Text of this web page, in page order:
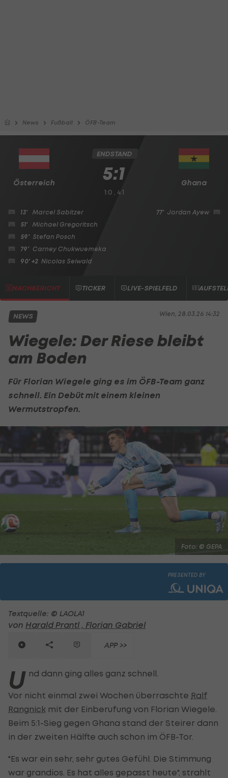
News Fußball ÖFB-Team
Österreich Ghana
ENDSTAND
5:1
1:0 , 4:1
13'
Marcel Sabitzer
51'
Michael Gregoritsch
59' Stefan Posch
79' Carney Chukwuemeka
90' +2 Nicolas Seiwald
77' Jordan Ayew
NACHBERICHT TICKER LIVE-SPIELFELD
Wien, 28.03.26 14:32
NEWS
Wiegele: Der Riese bleibt
am Boden
Für Florian Wiegele ging es im ÖFB-Team ganz
schnell. Ein Debüt mit einem kleinen
Wermutstropfen.
Foto: © GEPA
PRESENTED BY
Textquelle: © LAOLA1
von Harald Prantl , Florian Gabriel
APP >>
U nd dann ging alles ganz schnell.
Vor nicht einmal zwei Wochen überraschte Ralf
Rangnick mit der Einberufung von Florian Wiegele.
Beim 5:1-Sieg gegen Ghana stand der Steirer dann
in der zweiten Hälfte auch schon im ÖFB-Tor.
"Es war ein sehr, sehr gutes Gefühl. Die Stimmung
war grandios. Es hat alles gepasst heute", strahlt